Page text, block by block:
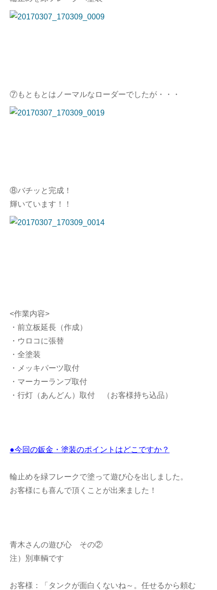
⑦もともとはノーマルなローダーでしたが・・・
⑧バチッと完成！
輝いています！！
<作業内容>
・前立板延長（作成）
・ウロコに張替
・全塗装
・メッキパーツ取付
・マーカーランプ取付
・行灯（あんどん）取付 （お客様持ち込品）
●今回の鈑金・塗装のポイントはどこですか？
輪止めを緑フレークで塗って遊び心を出しました。
お客様にも喜んで頂くことが出来ました！
青木さんの遊び心 その②
注）別車輌です
お客様：「タンクが面白くないね～。任せるから頼む